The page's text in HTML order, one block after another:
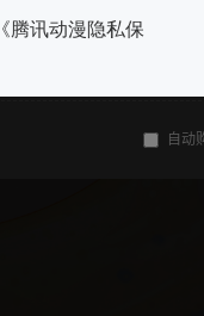
《腾讯动漫隐私保